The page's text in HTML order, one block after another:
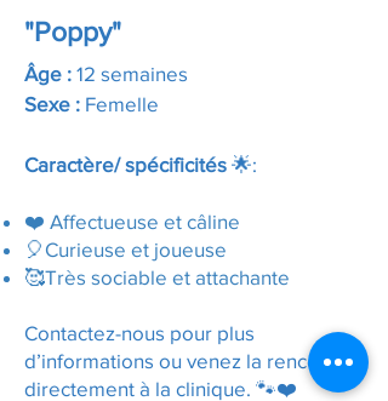
"Poppy"
Âge : 12 semaines
Sexe : Femelle
Caractère/ spécificités 🌟:
❤️ Affectueuse et câline
🎈Curieuse et joueuse
🥰Très sociable et attachante
Contactez-nous pour plus
d’informations ou venez la rencontrer
directement à la clinique. 🐾❤️